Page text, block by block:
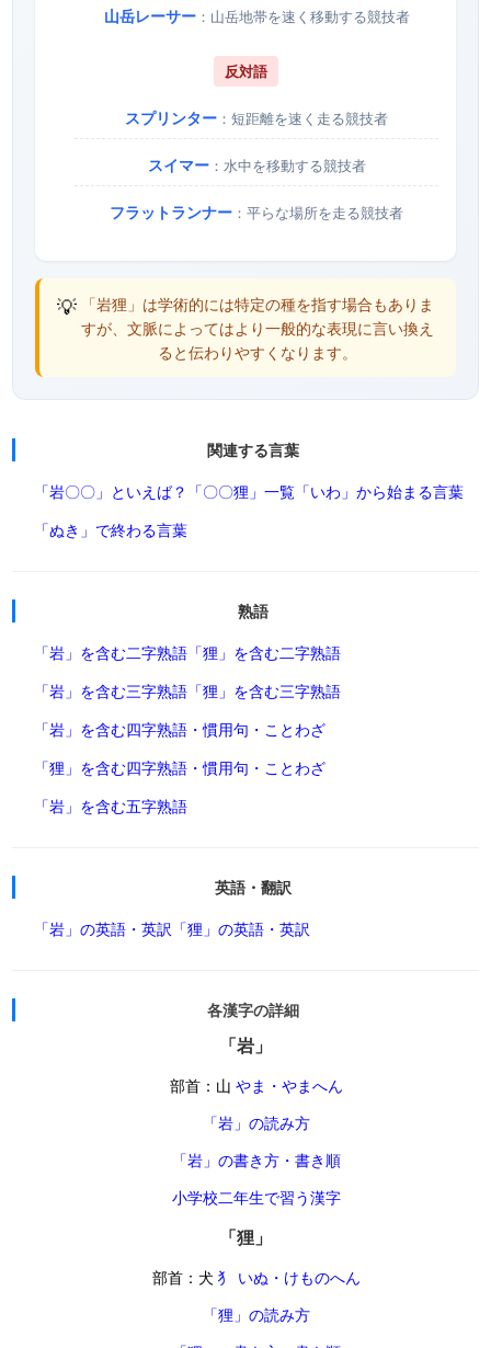
山岳レーサー：山岳地帯を速く移動する競技者
反対語
スプリンター ：短距離を速く走る競技者
スイマー：水中を移動する競技者
フラットランナー ：平らな場所を走る競技者
💡 「岩狸」は学術的には特定の種を指す場合もありま
すが、文脈によってはより一般的な表現に言い換え
ると伝わりやすくなります。
関連する言葉
「岩〇〇」といえば？ 「〇〇狸」一覧 「いわ」から始まる言葉
「ぬき」で終わる言葉
熟語
「岩」を含む二字熟語 「狸」を含む二字熟語
「岩」を含む三字熟語 「狸」を含む三字熟語
「岩」を含む四字熟語・慣用句・ことわざ
「狸」を含む四字熟語・慣用句・ことわざ
「岩」を含む五字熟語
英語・翻訳
「岩」の英語・英訳 「狸」の英語・英訳
各漢字の詳細
「岩」
部首：山 やま・やまへん
「岩」の読み方
「岩」の書き方・書き順
小学校二年生で習う漢字
「狸」
部首：犬 犭 いぬ・けものへん
「狸」の読み方